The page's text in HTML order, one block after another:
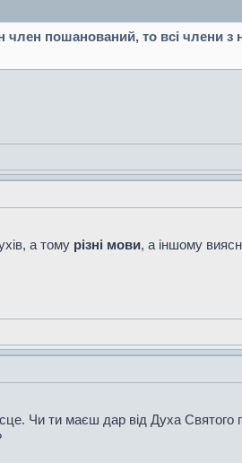
пошанований, то всі члени з
а тому різні мови, а іншому
Чи ти маєш дар від Духа